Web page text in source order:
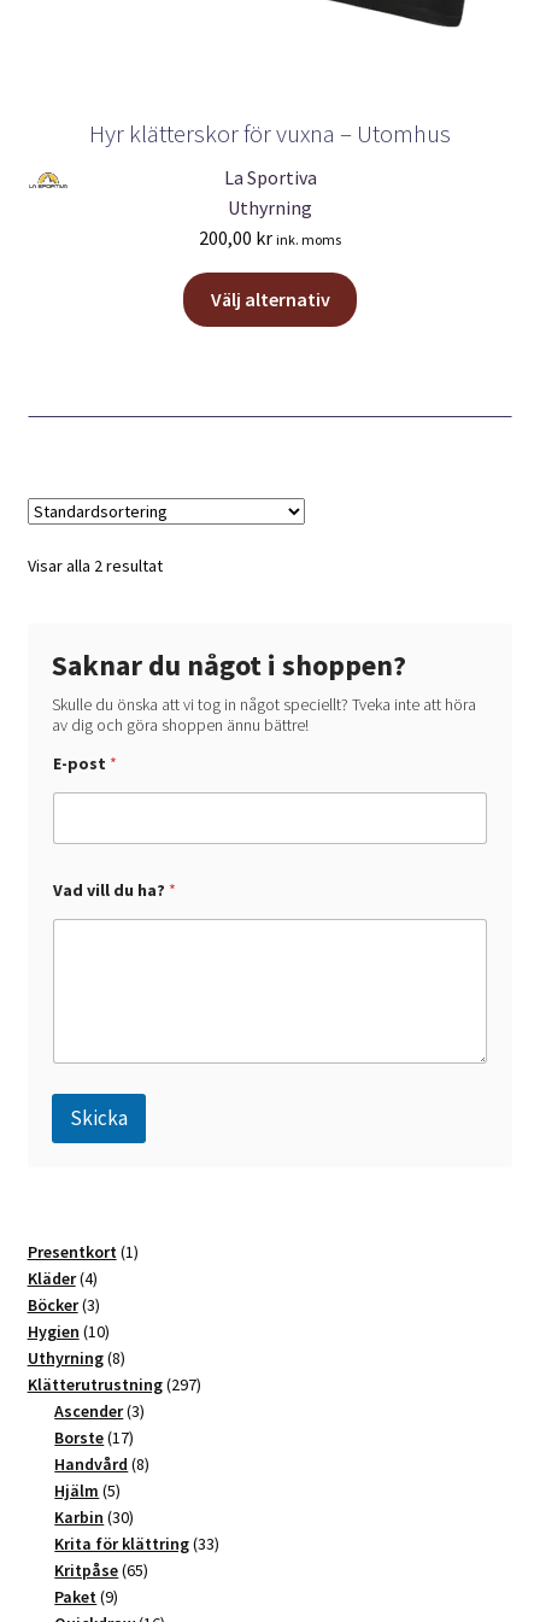
Hyr klätterskor för vuxna – Utomhus
La Sportiva
Uthyrning
200,00 kr ink. moms
Välj alternativ
Den
här
Visar alla 2 resultat
Saknar du något i shoppen?
Skulle du önska att vi tog in något speciellt? Tveka inte att höra
av dig och göra shoppen ännu bättre!
E-post *
a
Vad vill du ha? *
Skicka
e
r
n
a
t
i
v
e
Presentkort 11
Kläder 44
produkter
Böcker 33
produkter
Hygien 1010
produkter
Uthyrning 88
produkter
Klätterutrustning 297297
Ascender 33
Borste 1717
produkter
Handvård 88
Hjälm 55
produkter
Karbin 3030
produkter
Krita för klättring 3333
Kritpåse 6565
Paket 99